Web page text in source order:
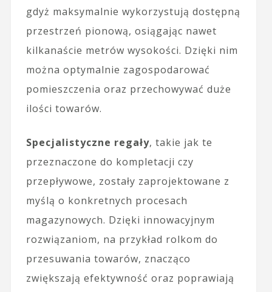
gdyż maksymalnie wykorzystują dostępną
przestrzeń pionową, osiągając nawet
kilkanaście metrów wysokości. Dzięki nim
można optymalnie zagospodarować
pomieszczenia oraz przechowywać duże
ilości towarów.
Specjalistyczne regały, takie jak te
przeznaczone do kompletacji czy
przepływowe, zostały zaprojektowane z
myślą o konkretnych procesach
magazynowych. Dzięki innowacyjnym
rozwiązaniom, na przykład rolkom do
przesuwania towarów, znacząco
zwiększają efektywność oraz poprawiają